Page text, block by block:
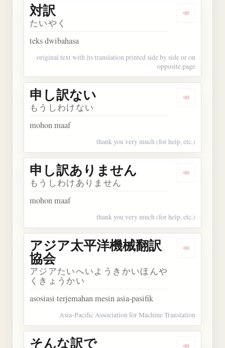
Dengarkan
対訳
たいやく
teks dwibahasa
original text with its translation printed side by side or on
opposite page
Dengarkan
申し訳ない
もうしわけない
mohon maaf
thank you very much (for help, etc.)
Dengarkan
申し訳ありません
もうしわけありません
mohon maaf
thank you very much (for help, etc.)
アジア太平洋機械翻訳
協会
アジアたいへいようきかいほんや
くきょうかい
asosiasi terjemahan mesin asia-pasifik
Asia-Pacific Association for Machine Translation
そんな訳で